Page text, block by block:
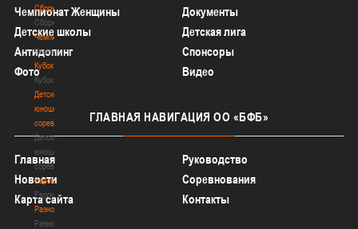
Сборные
Сборные
Чемпионат
Чемпионат
Кубок
Кубок
Детско-
юношеские
соревнования
Детско-
юношеские
соревнования
Еврокубки
Еврокубки
Разное
Разное
Чемпионат Женщины
Документы
Детские школы
Детская лига
Антидопинг
Спонсоры
Фото
Видео
ГЛАВНАЯ НАВИГАЦИЯ ОО «БФБ»
Главная
Руководство
Новости
Соревнования
Карта сайта
Контакты